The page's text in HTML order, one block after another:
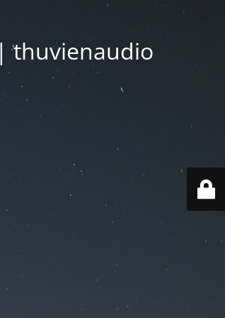
thuvienaudio